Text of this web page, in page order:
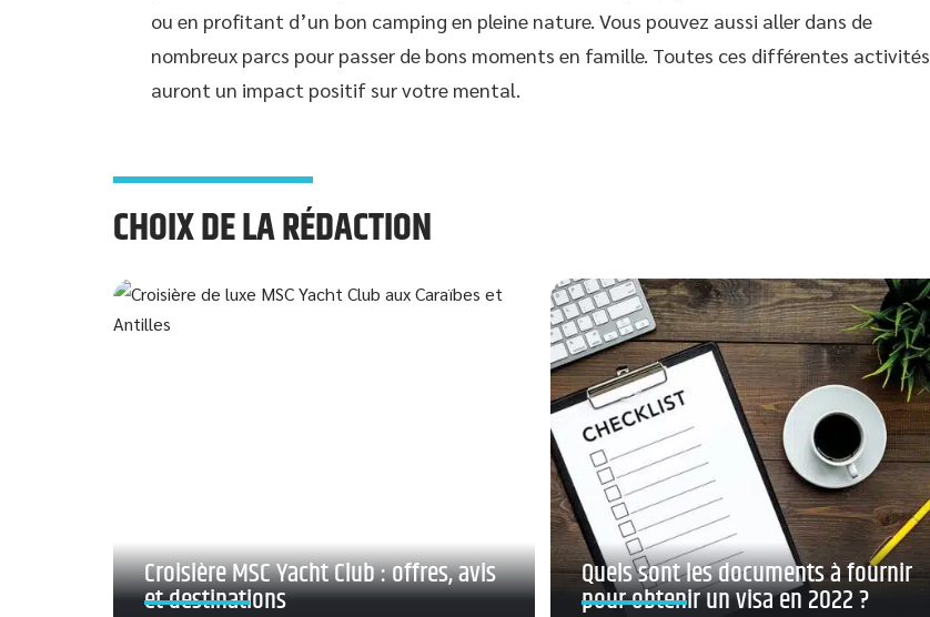
ou en profitant d’un bon camping en pleine nature. Vous pouvez aussi aller dans de
nombreux parcs pour passer de bons moments en famille. Toutes ces différentes activités
auront un impact positif sur votre mental.
CHOIX DE LA RÉDACTION
Croisière MSC Yacht Club : offres, avis
et destinations
Quels sont les documents à fournir
pour obtenir un visa en 2022 ?